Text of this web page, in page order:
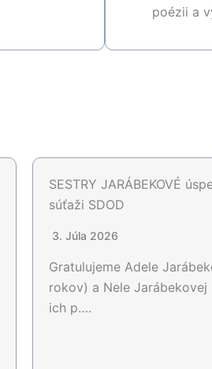
poézii a
SESTRY JARÁBEKOVÉ
súťaži SDOD
3. Júla 2026
Gratulujeme Adele
rokov) a Nele
ich p….